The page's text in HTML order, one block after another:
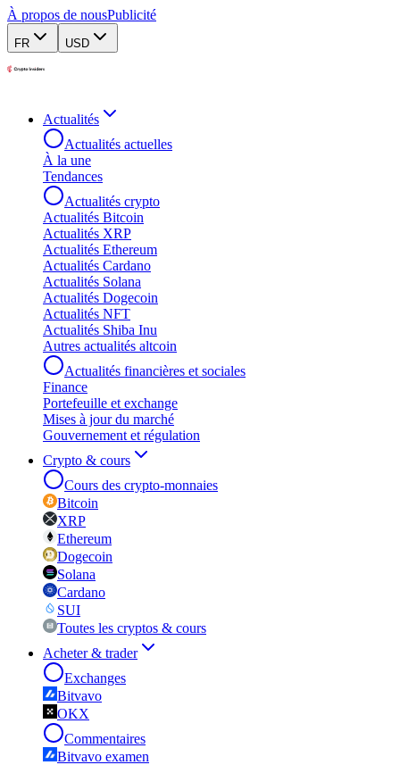
À propos de nousPublicité
FR USD
Actualités
Actualités actuelles
À la une
Tendances
Actualités crypto
Actualités Bitcoin
Actualités XRP
Actualités Ethereum
Actualités Cardano
Actualités Solana
Actualités Dogecoin
Actualités NFT
Actualités Shiba Inu
Autres actualités altcoin
Actualités financières et sociales
Finance
Portefeuille et exchange
Mises à jour du marché
Gouvernement et régulation
Crypto & cours
Cours des crypto-monnaies
Bitcoin
XRP
Ethereum
Dogecoin
Solana
Cardano
SUI
Toutes les cryptos & cours
Acheter & trader
Exchanges
Bitvavo
OKX
Commentaires
Bitvavo examen